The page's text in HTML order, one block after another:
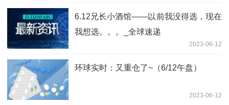
6.12兄长小酒馆——以前我没得选，现在
我想选。。。_全球速递
2023-06-12
环球实时：又重仓了~（6/12午盘）
2023-06-12